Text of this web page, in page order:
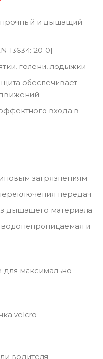
прочный и дышащий
13634: 2010]
голени, лодыжки
обеспечивает
входа в
загрязнениям
передач
дышащего материала
и
для максимально
velcro
водителя